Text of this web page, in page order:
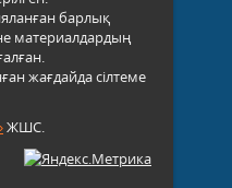
барлық
материалдардың
жағдайда сілтеме
ЖШС.